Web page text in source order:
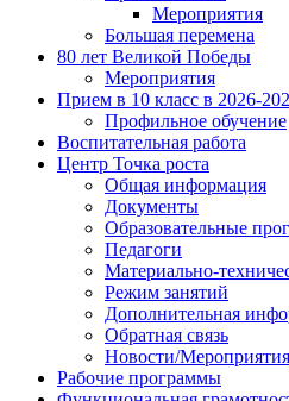
Мероприятия
Большая перемена
80 лет Великой Победы
Мероприятия
Прием в 10 класс в 2026-
Профильное обучение
Воспитательная работа
Центр Точка роста
Общая информация
Документы
Образовательные
Педагоги
Материально-
Режим занятий
Дополнительная
Обратная связь
Новости/Мероприятия
Рабочие программы